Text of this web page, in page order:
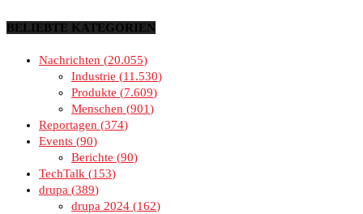
BELIEBTE KATEGORIEN
Nachrichten
20.055
Industrie
11.530
Produkte
7.609
Menschen
901
Reportagen
374
Events 90
Berichte
90
TechTalk
153
drupa
389
drupa 2024
162